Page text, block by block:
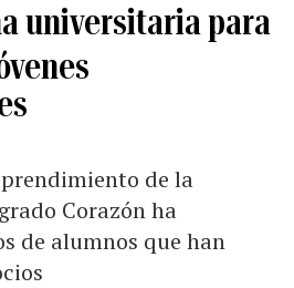
universitaria para
de la
Corazón ha
de alumnos que han